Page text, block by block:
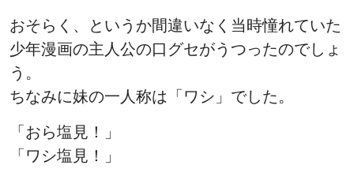
おそらく、というか間違いなく当時憧れていた
少年漫画の主人公の口グセがうつったのでしょ
う。
ちなみに妹の一人称は「ワシ」でした。
「おら塩見！」
「ワシ塩見！」